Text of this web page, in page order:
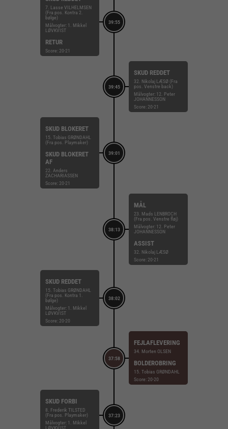
39:55
7. Lasse VILHELMSEN
(Fra pos. Kontra 2.
bølge)
Målvogter: 1. Mikkel
LØVKVIST
RETUR
Score: 20-21
39:45
SKUD REDDET
32. Nikolaj LÆSØ (Fra
pos. Venstre back)
Målvogter: 12. Peter
JOHANNESSON
Score: 20-21
39:01
SKUD BLOKERET
15. Tobias GRØNDAHL
(Fra pos. Playmaker)
SKUD BLOKERET
AF
22. Anders
ZACHARIASSEN
Score: 20-21
38:13
MÅL
23. Mads LENBROCH
(Fra pos. Venstre fløj)
Målvogter: 12. Peter
JOHANNESSON
ASSIST
32. Nikolaj LÆSØ
Score: 20-21
38:02
SKUD REDDET
15. Tobias GRØNDAHL
(Fra pos. Kontra 1.
bølge)
Målvogter: 1. Mikkel
LØVKVIST
Score: 20-20
37:58
FEJLAFLEVERING
34. Morten OLSEN
BOLDEROBRING
15. Tobias GRØNDAHL
Score: 20-20
37:23
SKUD FORBI
8. Frederik TILSTED
(Fra pos. Playmaker)
Målvogter: 1. Mikkel
LØVKVIST